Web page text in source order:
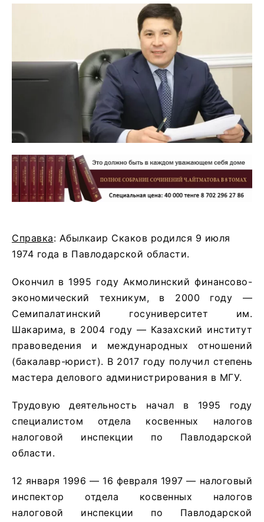
Справка: Абылкаир Скаков родился 9 июля
1974 года в Павлодарской области.
Окончил в 1995 году Акмолинский финансово-
экономический техникум, в 2000 году —
Семипалатинский госуниверситет им.
Шакарима, в 2004 году — Казахский институт
правоведения и международных отношений
(бакалавр-юрист). В 2017 году получил степень
мастера делового администрирования в МГУ.
Трудовую деятельность начал в 1995 году
специалистом отдела косвенных налогов
налоговой инспекции по Павлодарской
области.
12 января 1996 — 16 февраля 1997 — налоговый
инспектор отдела косвенных налогов
налоговой инспекции по Павлодарской